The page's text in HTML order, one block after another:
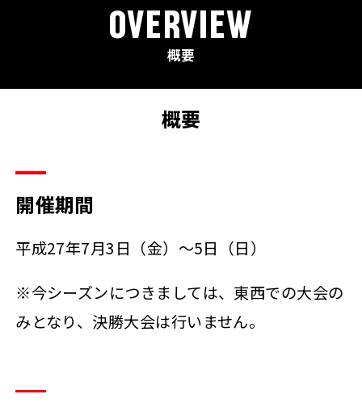
OVERVIEW
概要
概要
開催期間
平成27年7月3日（金）～5日（日）
※今シーズンにつきましては、東西での大会の
みとなり、決勝大会は行いません。